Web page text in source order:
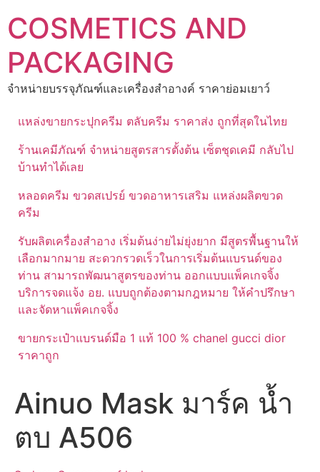
to
content
COSMETICS AND
PACKAGING
จำหน่ายบรรจุภัณฑ์และเครื่องสำอางค์ ราคาย่อมเยาว์
แหล่งขายกระปุกครีม ตลับครีม ราคาส่ง ถูกที่สุดในไทย
ร้านเคมีภัณฑ์ จำหน่ายสูตรสารตั้งต้น เซ็ตชุดเคมี กลับไป
บ้านทำได้เลย
หลอดครีม ขวดสเปรย์ ขวดอาหารเสริม แหล่งผลิตขวด
ครีม
รับผลิตเครื่องสำอาง เริ่มต้นง่ายไม่ยุ่งยาก มีสูตรพื้นฐานให้
เลือกมากมาย สะดวกรวดเร็วในการเริ่มต้นแบรนด์ของ
ท่าน สามารถพัฒนาสูตรของท่าน ออกแบบแพ็คเกจจิ้ง
บริการจดแจ้ง อย. แบบถูกต้องตามกฎหมาย ให้คำปรึกษา
และจัดหาแพ็คเกจจิ้ง
ขายกระเป๋าแบรนด์มือ 1 แท้ 100 % chanel gucci dior
ราคาถูก
Ainuo Mask มาร์ค น้ำ
ตบ A506